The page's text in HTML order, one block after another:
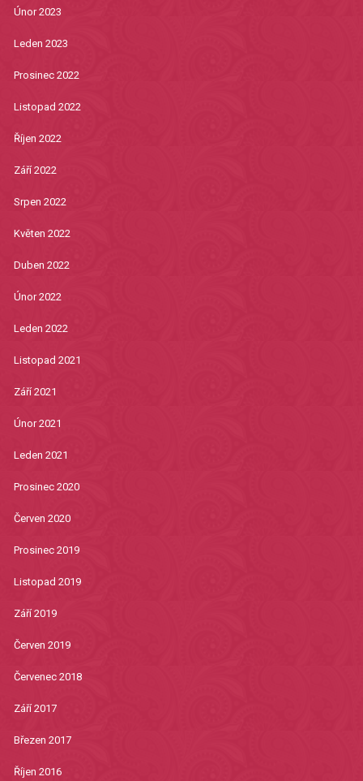
Únor 2023
Leden 2023
Prosinec 2022
Listopad 2022
Říjen 2022
Září 2022
Srpen 2022
Květen 2022
Duben 2022
Únor 2022
Leden 2022
Listopad 2021
Září 2021
Únor 2021
Leden 2021
Prosinec 2020
Červen 2020
Prosinec 2019
Listopad 2019
Září 2019
Červen 2019
Červenec 2018
Září 2017
Březen 2017
Říjen 2016